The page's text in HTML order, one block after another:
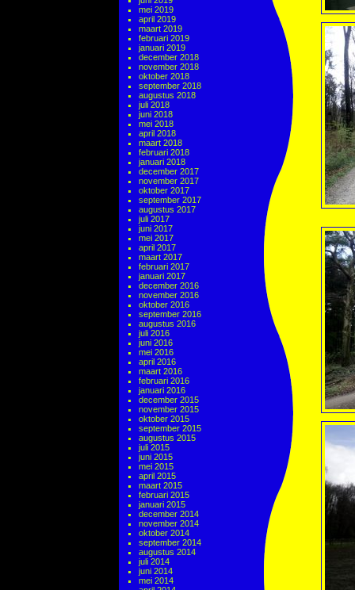
mei 2019
april 2019
maart 2019
februari 2019
januari 2019
december 2018
november 2018
oktober 2018
september 2018
augustus 2018
juli 2018
juni 2018
mei 2018
april 2018
maart 2018
februari 2018
januari 2018
december 2017
november 2017
oktober 2017
september 2017
augustus 2017
juli 2017
juni 2017
mei 2017
april 2017
maart 2017
februari 2017
januari 2017
december 2016
november 2016
oktober 2016
september 2016
augustus 2016
juli 2016
juni 2016
mei 2016
april 2016
maart 2016
februari 2016
januari 2016
december 2015
november 2015
oktober 2015
september 2015
augustus 2015
juli 2015
juni 2015
mei 2015
april 2015
maart 2015
februari 2015
januari 2015
december 2014
november 2014
oktober 2014
september 2014
augustus 2014
juli 2014
juni 2014
mei 2014